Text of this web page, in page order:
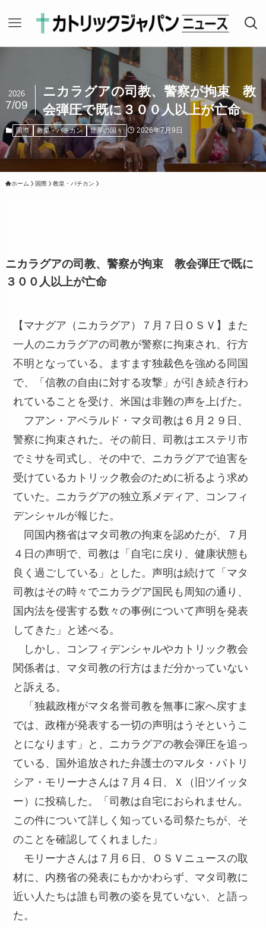
ニカラグアの司教、警察が拘束 教
会弾圧で既に３００人以上が亡命
2026
7/09
国際 教皇・バチカン 世界の国々 2026年7月9日
ホーム 国際 教皇・バチカン
ニカラグアの司教、警察が拘束 教会弾圧で既に
３００人以上が亡命
【マナグア（ニカラグア）７月７日ＯＳＶ】また
一人のニカラグアの司教が警察に拘束され、行方
不明となっている。ますます独裁色を強める同国
で、「信教の自由に対する攻撃」が引き続き行わ
れていることを受け、米国は非難の声を上げた。
フアン・アベラルド・マタ司教は６月２９日、
警察に拘束された。その前日、司教はエステリ市
でミサを司式し、その中で、ニカラグアで迫害を
受けているカトリック教会のために祈るよう求め
ていた。ニカラグアの独立系メディア、コンフィ
デンシャルが報じた。
同国内務省はマタ司教の拘束を認めたが、７月
４日の声明で、司教は「自宅に戻り、健康状態も
良く過ごしている」とした。声明は続けて「マタ
司教はその時々でニカラグア国民も周知の通り、
国内法を侵害する数々の事例について声明を発表
してきた」と述べる。
しかし、コンフィデンシャルやカトリック教会
関係者は、マタ司教の行方はまだ分かっていない
と訴える。
「独裁政権がマタ名誉司教を無事に家へ戻すま
では、政権が発表する一切の声明はうそというこ
とになります」と、ニカラグアの教会弾圧を追っ
ている、国外追放された弁護士のマルタ・パトリ
シア・モリーナさんは７月４日、Ｘ（旧ツイッタ
ー）に投稿した。「司教は自宅におられません。
この件について詳しく知っている司祭たちが、そ
のことを確認してくれました」
モリーナさんは７月６日、ＯＳＶニュースの取
材に、内務省の発表にもかかわらず、マタ司教に
近い人たちは誰も司教の姿を見ていない、と語っ
た。